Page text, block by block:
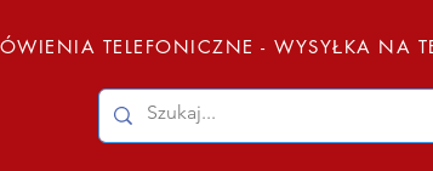
TELEFONICZNE - WYSYŁKA NA